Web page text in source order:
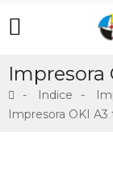
Impresora
Indice
Impresora OKI